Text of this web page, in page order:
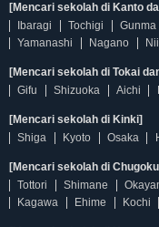
[Mencari sekolah di Kanto
Ibaragi
Tochigi Gunma
Yamanashi
Nagano
[Mencari sekolah di Tokai
Gifu
Shizuoka Aichi
[Mencari sekolah di Kinki]
Shiga
Kyoto Osaka
[Mencari sekolah di
Tottori
Shimane
Kagawa
Ehime Kochi